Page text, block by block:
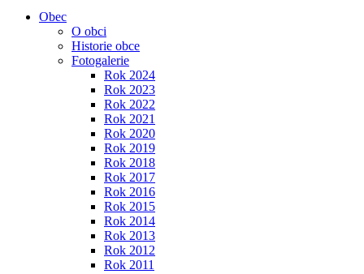
Obec
O obci
Historie obce
Fotogalerie
Rok 2024
Rok 2023
Rok 2022
Rok 2021
Rok 2020
Rok 2019
Rok 2018
Rok 2017
Rok 2016
Rok 2015
Rok 2014
Rok 2013
Rok 2012
Rok 2011